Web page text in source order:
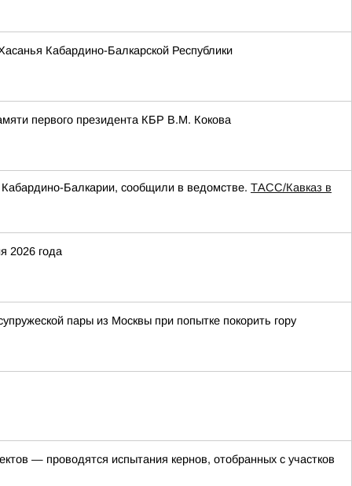
Кабардино-Балкарской Республики
первого президента КБР В.М. Кокова
Балкарии, сообщили в ведомстве. ТАСС/Кавказ в
2026 года
пары из Москвы при попытке покорить гору
— проводятся испытания кернов, отобранных с участков